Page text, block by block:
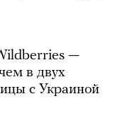
—
в двух
с Украиной